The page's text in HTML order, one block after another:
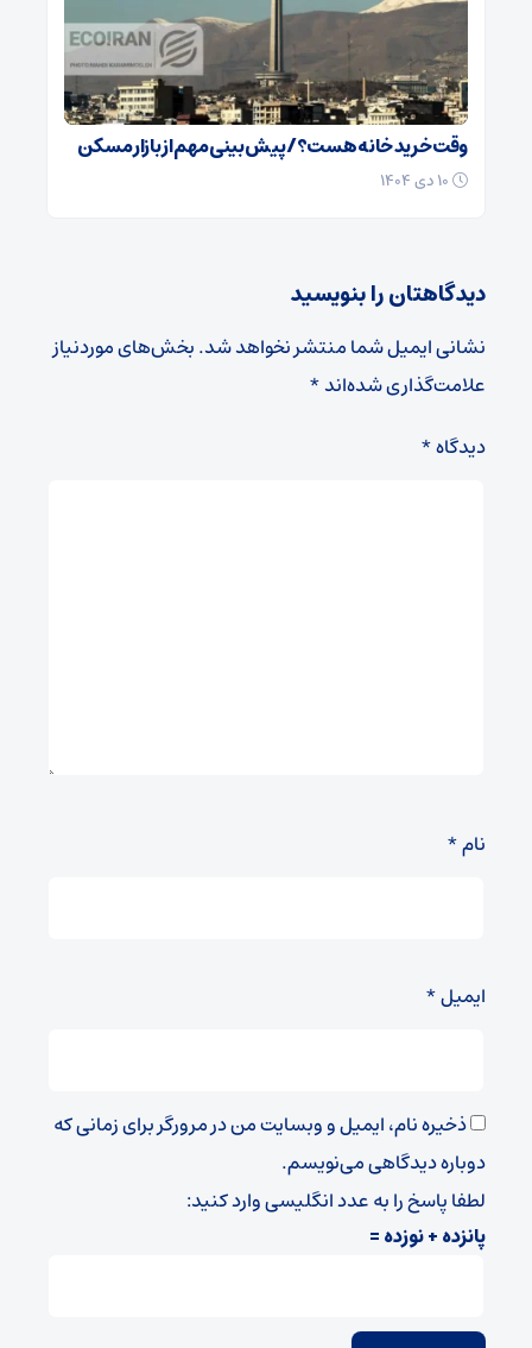
وقت خرید خانه هست؟/ پیش بینی مهم از بازار مسکن
دیدگاهتان را بنویسید
نشانی ایمیل شما منتشر نخواهد شد.بخش‌های موردنیاز
علامت‌گذاری شده‌اند*
دیدگاه*
نام*
ایمیل*
ذخیره نام، ایمیل و وبسایت من در مرورگر برای زمانی که
دوباره دیدگاهی می‌نویسم.
لطفا پاسخ را به عدد انگلیسی وارد کنید:
پانزده + نوزده =